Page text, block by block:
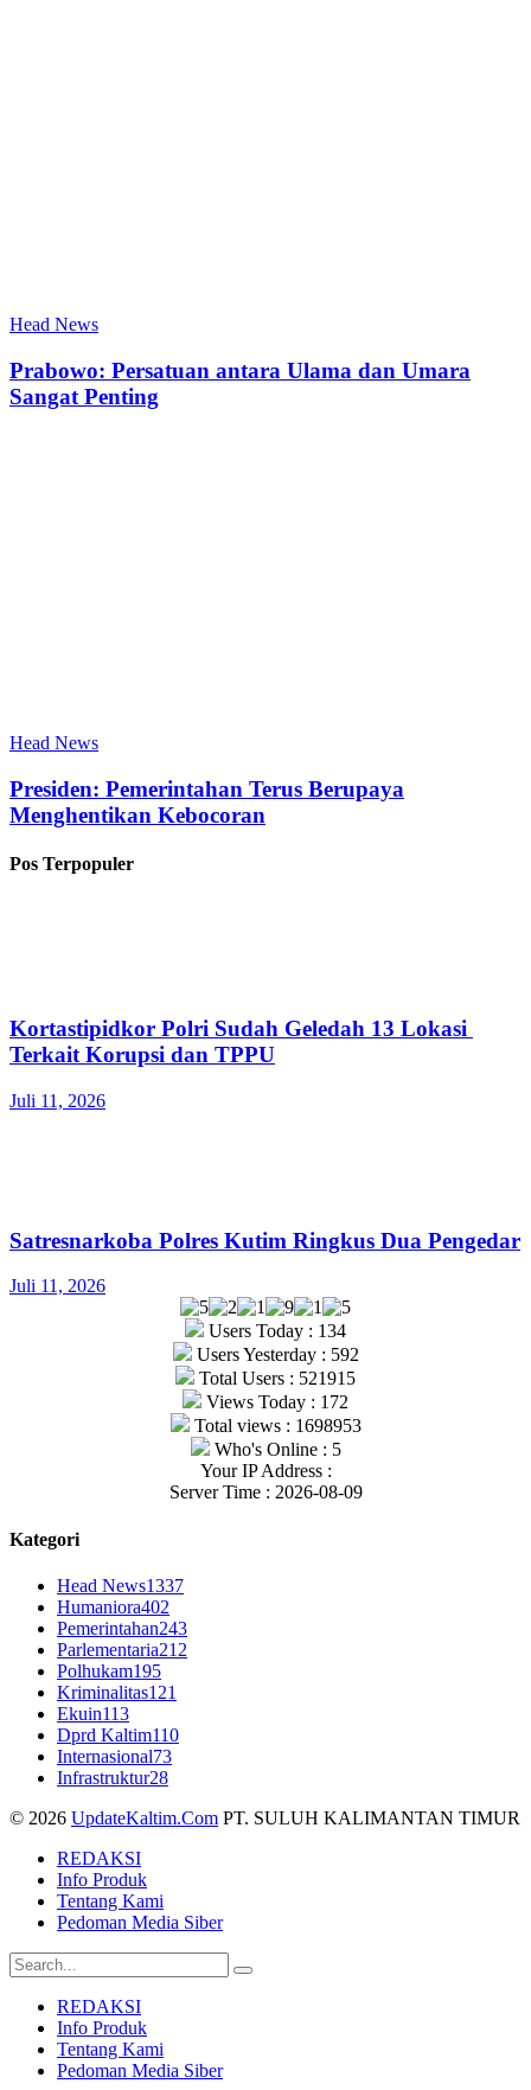
Head News
Prabowo: Persatuan antara Ulama dan Umara
Sangat Penting
Head News
Presiden: Pemerintahan Terus Berupaya
Menghentikan Kebocoran
Pos Terpopuler
Kortastipidkor Polri Sudah Geledah 13 Lokasi
Terkait Korupsi dan TPPU
Juli 11, 2026
Satresnarkoba Polres Kutim Ringkus Dua Pengedar
Juli 11, 2026
Users Today : 134
Users Yesterday : 592
Total Users : 521915
Views Today : 172
Total views : 1698953
Who's Online : 5
Your IP Address :
Server Time : 2026-08-09
Kategori
Head News1337
Humaniora402
Pemerintahan243
Parlementaria212
Polhukam195
Kriminalitas121
Ekuin113
Dprd Kaltim110
Internasional73
Infrastruktur28
© 2026 UpdateKaltim.Com PT. SULUH KALIMANTAN TIMUR
REDAKSI
Info Produk
Tentang Kami
Pedoman Media Siber
REDAKSI
Info Produk
Tentang Kami
Pedoman Media Siber